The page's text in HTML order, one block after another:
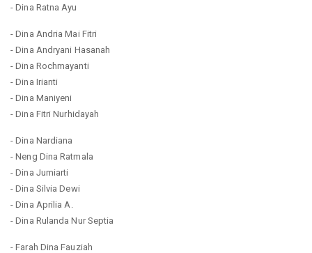
- Dina Ratna Ayu
- Dina Andria Mai Fitri
- Dina Andryani Hasanah
- Dina Rochmayanti
- Dina Irianti
- Dina Maniyeni
- Dina Fitri Nurhidayah
- Dina Nardiana
- Neng Dina Ratmala
- Dina Jumiarti
- Dina Silvia Dewi
- Dina Aprilia A.
- Dina Rulanda Nur Septia
- Farah Dina Fauziah